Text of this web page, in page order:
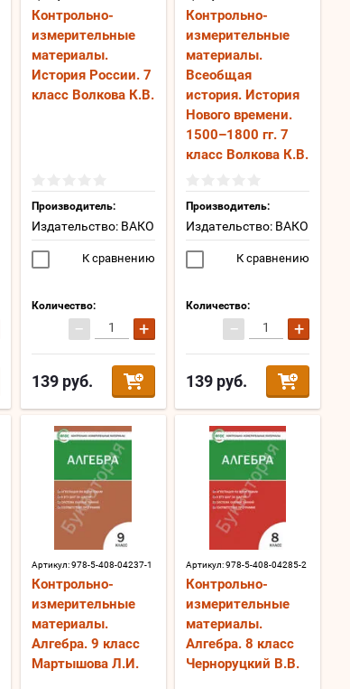
Контрольно-
измерительные
материалы.
История России. 7
класс Волкова К.В.
Производитель:
Издательство: ВАКО
К сравнению
Количество:
− +
139руб.
Контрольно-
измерительные
материалы.
Всеобщая
история. История
Нового времени.
1500–1800 гг. 7
класс Волкова К.В.
Производитель:
Издательство: ВАКО
К сравнению
Количество:
− +
139руб.
Артикул:978-5-408-04237-1
Контрольно-
измерительные
материалы.
Алгебра. 9 класс
Мартышова Л.И.
Артикул:978-5-408-04285-2
Контрольно-
измерительные
материалы.
Алгебра. 8 класс
Черноруцкий В.В.